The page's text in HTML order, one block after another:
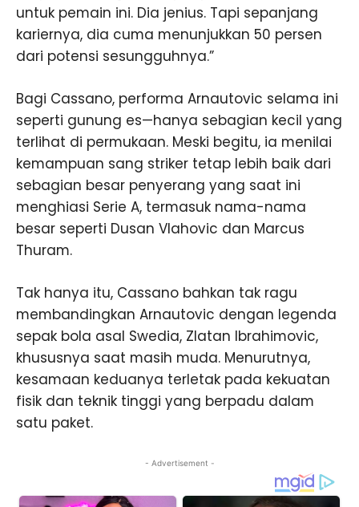
untuk pemain ini. Dia jenius. Tapi sepanjang
kariernya, dia cuma menunjukkan 50 persen
dari potensi sesungguhnya.”
Bagi Cassano, performa Arnautovic selama ini
seperti gunung es—hanya sebagian kecil yang
terlihat di permukaan. Meski begitu, ia menilai
kemampuan sang striker tetap lebih baik dari
sebagian besar penyerang yang saat ini
menghiasi Serie A, termasuk nama-nama
besar seperti Dusan Vlahovic dan Marcus
Thuram.
Tak hanya itu, Cassano bahkan tak ragu
membandingkan Arnautovic dengan legenda
sepak bola asal Swedia, Zlatan Ibrahimovic,
khususnya saat masih muda. Menurutnya,
kesamaan keduanya terletak pada kekuatan
fisik dan teknik tinggi yang berpadu dalam
satu paket.
- Advertisement -